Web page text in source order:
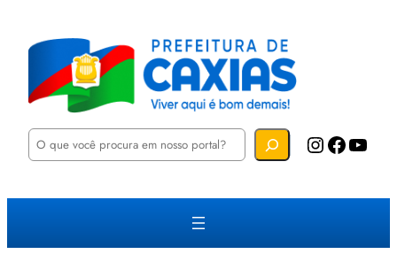
P
u
a
Instagram Facebook YouTube